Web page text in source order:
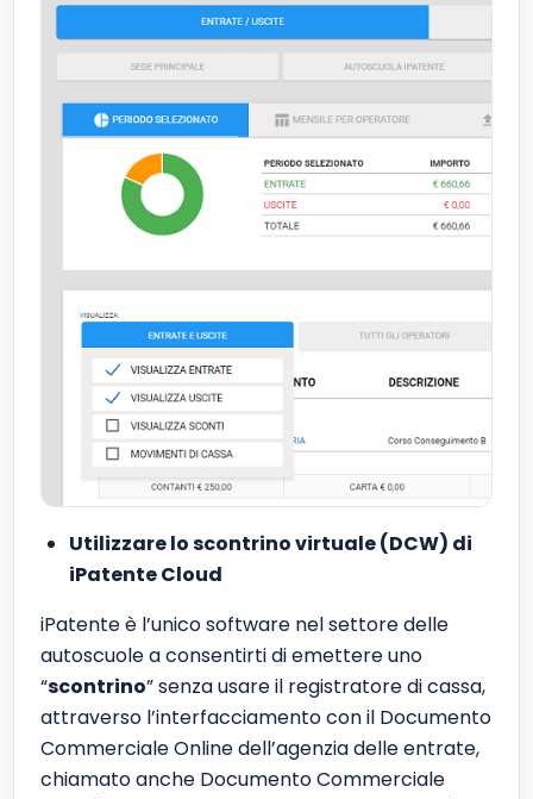
Utilizzare lo scontrino virtuale (DCW) di
iPatente Cloud
iPatente è l’unico software nel settore delle
autoscuole a consentirti di emettere uno
“scontrino” senza usare il registratore di cassa,
attraverso l’interfacciamento con il Documento
Commerciale Online dell’agenzia delle entrate,
chiamato anche Documento Commerciale